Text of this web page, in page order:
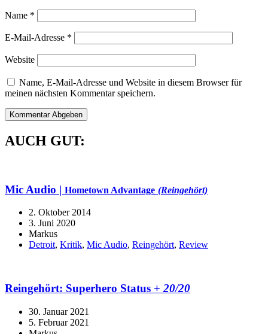
Name *
E-Mail-Adresse *
Website
Name, E-Mail-Adresse und Website in diesem Browser für
meinen nächsten Kommentar speichern.
AUCH GUT:
Mic Audio | Hometown Advantage (Reingehört)
2. Oktober 2014
3. Juni 2020
Markus
Detroit, Kritik, Mic Audio, Reingehört, Review
Reingehört: Superhero Status + 20/20
30. Januar 2021
5. Februar 2021